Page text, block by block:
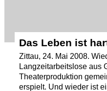
Das Leben ist
Zittau, 24. Mai 2008.
Langzeitarbeitslose aus
Theaterproduktion
erspielt. Und wieder ist